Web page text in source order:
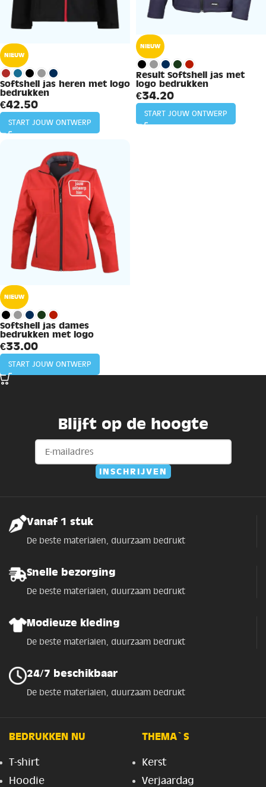
NIEUW
Softshell jas heren met logo
bedrukken
€42.50
START JOUW ONTWERP
NIEUW
Result Softshell jas met
logo bedrukken
€34.20
START JOUW ONTWERP
NIEUW
Softshell jas dames
bedrukken met logo
€33.00
START JOUW ONTWERP
Blijft op de hoogte
Vanaf 1 stuk
De beste materialen, duurzaam bedrukt
Snelle bezorging
De beste materialen, duurzaam bedrukt
Modieuze kleding
De beste materialen, duurzaam bedrukt
24/7 beschikbaar
De beste materialen, duurzaam bedrukt
BEDRUKKEN NU
T-shirt
Hoodie
THEMA`S
Kerst
Verjaardag